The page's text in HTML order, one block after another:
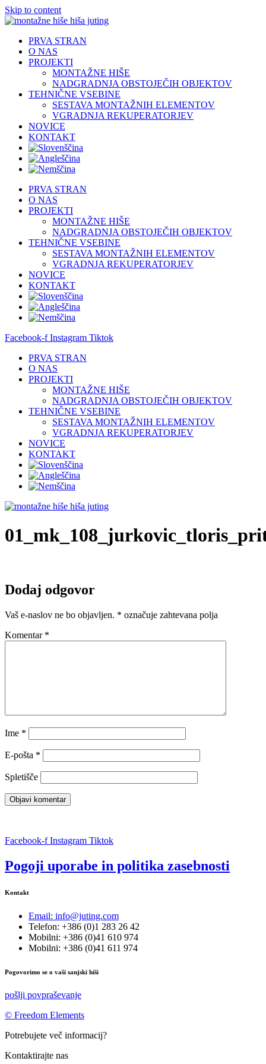
Skip to content
PRVA STRAN
O NAS
PROJEKTI
MONTAŽNE HIŠE
NADGRADNJA OBSTOJEČIH OBJEKTOV
TEHNIČNE VSEBINE
SESTAVA MONTAŽNIH ELEMENTOV
VGRADNJA REKUPERATORJEV
NOVICE
KONTAKT
PRVA STRAN
O NAS
PROJEKTI
MONTAŽNE HIŠE
NADGRADNJA OBSTOJEČIH OBJEKTOV
TEHNIČNE VSEBINE
SESTAVA MONTAŽNIH ELEMENTOV
VGRADNJA REKUPERATORJEV
NOVICE
KONTAKT
Facebook-f Instagram Tiktok
PRVA STRAN
O NAS
PROJEKTI
MONTAŽNE HIŠE
NADGRADNJA OBSTOJEČIH OBJEKTOV
TEHNIČNE VSEBINE
SESTAVA MONTAŽNIH ELEMENTOV
VGRADNJA REKUPERATORJEV
NOVICE
KONTAKT
Dodaj odgovor
Vaš e-naslov ne bo objavljen. * označuje zahtevana polja
Komentar *
Ime *
E-pošta *
Spletišče
Facebook-f Instagram Tiktok
Pogoji uporabe in politika zasebnosti
Kontakt
Email: info@juting.com
Telefon: +386 (0)1 283 26 42
Mobilni: +386 (0)41 610 974
Mobilni: +386 (0)41 611 974
Pogovorimo se o vaši sanjski hiši
pošlji povpraševanje
© Freedom Elements
Potrebujete več informacij?
Kontaktirajte nas